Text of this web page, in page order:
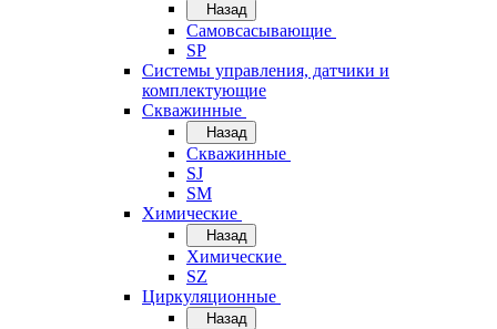
Назад
Самовсасывающие
SP
Системы управления, датчики и
комплектующие
Скважинные
Назад
Скважинные
SJ
SM
Химические
Назад
Химические
SZ
Циркуляционные
Назад